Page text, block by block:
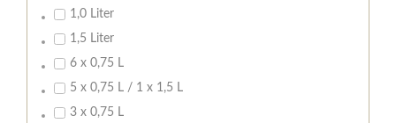
1,0 Liter
1,5 Liter
6 x 0,75 L
5 x 0,75 L / 1 x 1,5 L
3 x 0,75 L